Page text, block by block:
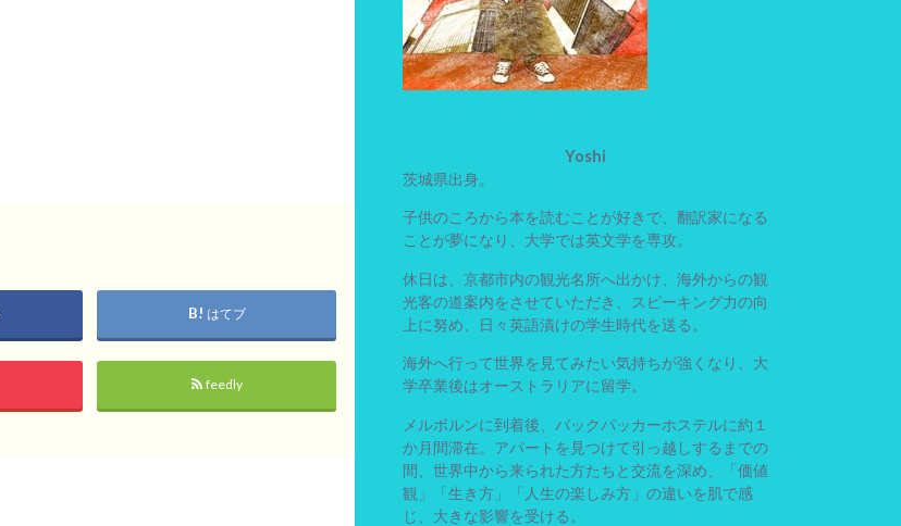
はてブ
feedly
Yoshi
茨城県出身。
子供のころから本を読むことが好きで、翻訳家になる
ことが夢になり、大学では英文学を専攻。
休日は、京都市内の観光名所へ出かけ、海外からの観
光客の道案内をさせていただき、スピーキング力の向
上に努め、日々英語漬けの学生時代を送る。
海外へ行って世界を見てみたい気持ちが強くなり、大
学卒業後はオーストラリアに留学。
メルボルンに到着後、バックパッカーホステルに約１
か月間滞在。アパートを見つけて引っ越しするまでの
間、世界中から来られた方たちと交流を深め、「価値
観」「生き方」「人生の楽しみ方」の違いを肌で感
じ、大きな影響を受ける。